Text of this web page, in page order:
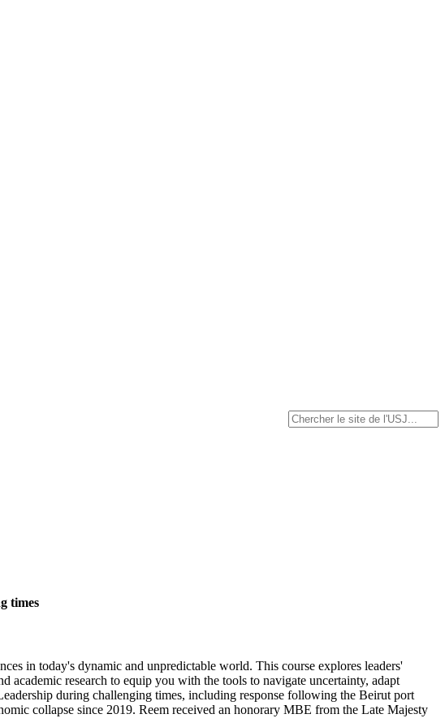
times
in today's dynamic and unpredictable world. This course explores leaders'
academic research to equip you with the tools to navigate uncertainty, adapt
during challenging times, including response following the Beirut port
collapse since 2019. Reem received an honorary MBE from the Late Majesty